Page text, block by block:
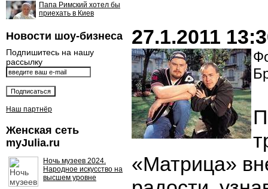
Папа Римский хотел бы
приехать в Киев
Новости шоу-бизнеса
Подпишитесь на нашу
рассылку
Наш партнёр
Женская сеть
myJulia.ru
Ночь музеев 2024.
Народное искусство на
высшем уровне
27.1.2011
«Матрица»